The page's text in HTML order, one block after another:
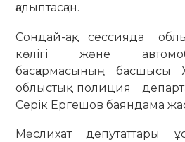
қалыптасқан.
Сондай-ақ, сессияда
көлігі және
басқармасының басшысы
облыстық полиция
Серік Ергешов баяндама
Мәслихат депутаттары